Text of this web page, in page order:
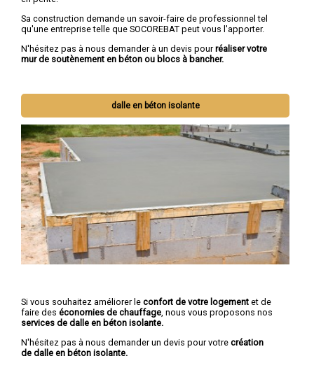
Sa construction demande un savoir-faire de professionnel tel
qu'une entreprise telle que SOCOREBAT peut vous l'apporter.
N'hésitez pas à nous demander à un devis pourréaliser votre
mur de soutènement en béton ou blocs à bancher.
dalle en béton isolante
Si vous souhaitez améliorer le confort de votre logement et de
faire des économies de chauffage, nous vous proposons nos
services de dalle en béton isolante.
N'hésitez pas à nous demander un devis pour votre création
de dalle en béton isolante.